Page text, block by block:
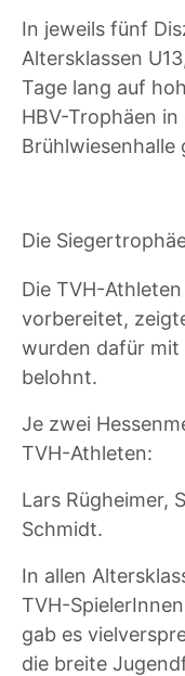
In jeweils fünf
Altersklassen
Tage lang auf
HBV-Trophäen
Brühlwiesenhalle
Die
Die TVH-
vorbereitet,
wurden dafür mit
belohnt.
Je zwei
TVH-Athleten:
Lars Rügheimer,
Schmidt.
In allen
TVH-
gab es
die breite